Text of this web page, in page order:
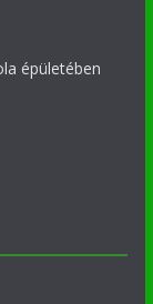
épületében